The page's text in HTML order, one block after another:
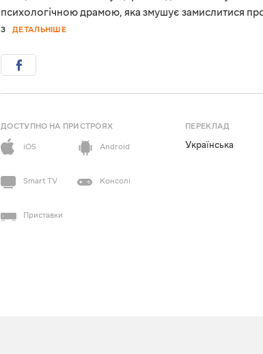
психологічною драмою, яка змушує замислитися
з
ДЕТАЛЬНІШЕ
ДОСТУПНО НА ПРИСТРОЯХ
iOS
Android
Smart TV Консолі
Приставки
ПЕРЕКЛАД
Українська